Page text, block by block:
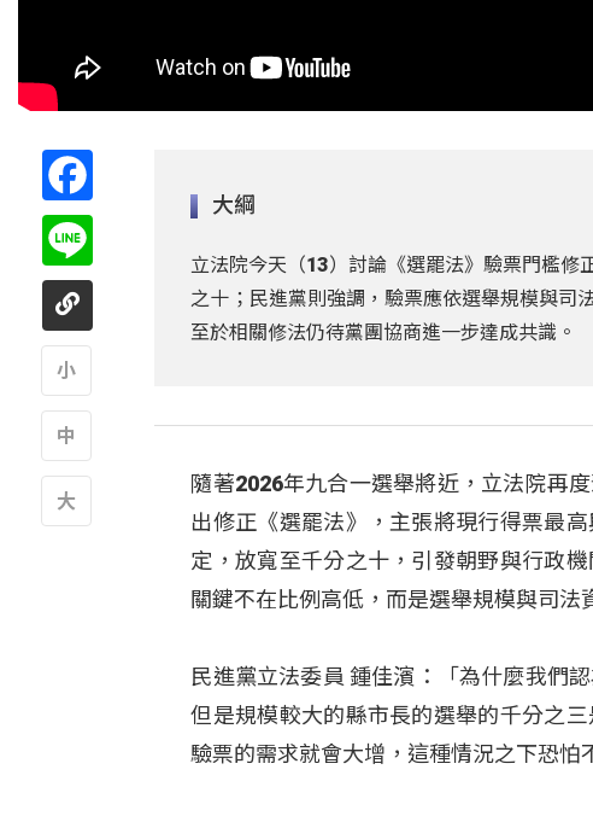
大綱
立法院今天（13）討論《選罷法》驗票門檻修
之十；民進黨則強調，驗票應依選舉規模與司
至於相關修法仍待黨團協商進一步達成共識。
隨著2026年九合一選舉將近，立法院再
出修正《選罷法》，主張將現行得票最
定，放寬至千分之十，引發朝野與行政
關鍵不在比例高低，而是選舉規模與司法
民進黨立法委員 鍾佳濱：「為什麼我們
但是規模較大的縣市長的選舉的千分之
驗票的需求就會大增，這種情況之下恐怕